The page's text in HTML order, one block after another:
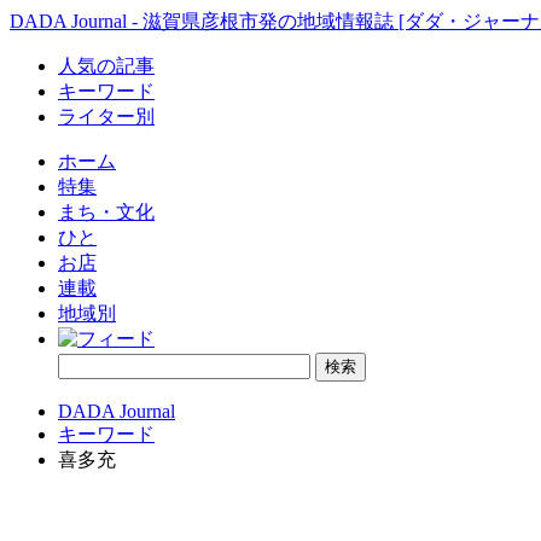
DADA Journal - 滋賀県彦根市発の地域情報誌 [ダダ・ジャー
人気の記事
キーワード
ライター別
ホーム
特集
まち・文化
ひと
お店
連載
地域別
DADA Journal
キーワード
喜多充